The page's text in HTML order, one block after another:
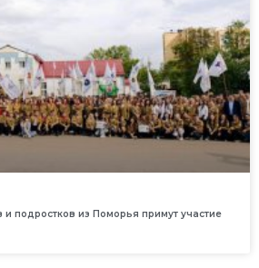
и подростков из Поморья примут участие